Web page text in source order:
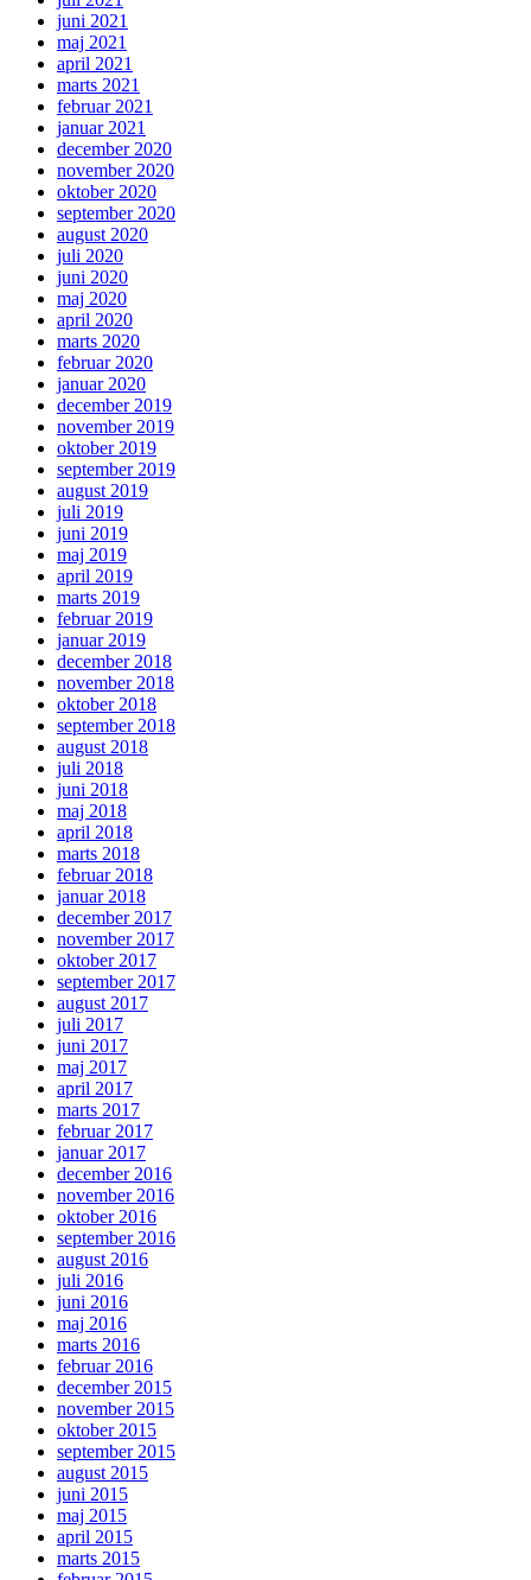
juni 2021
maj 2021
april 2021
marts 2021
februar 2021
januar 2021
december 2020
november 2020
oktober 2020
september 2020
august 2020
juli 2020
juni 2020
maj 2020
april 2020
marts 2020
februar 2020
januar 2020
december 2019
november 2019
oktober 2019
september 2019
august 2019
juli 2019
juni 2019
maj 2019
april 2019
marts 2019
februar 2019
januar 2019
december 2018
november 2018
oktober 2018
september 2018
august 2018
juli 2018
juni 2018
maj 2018
april 2018
marts 2018
februar 2018
januar 2018
december 2017
november 2017
oktober 2017
september 2017
august 2017
juli 2017
juni 2017
maj 2017
april 2017
marts 2017
februar 2017
januar 2017
december 2016
november 2016
oktober 2016
september 2016
august 2016
juli 2016
juni 2016
maj 2016
marts 2016
februar 2016
december 2015
november 2015
oktober 2015
september 2015
august 2015
juni 2015
maj 2015
april 2015
marts 2015